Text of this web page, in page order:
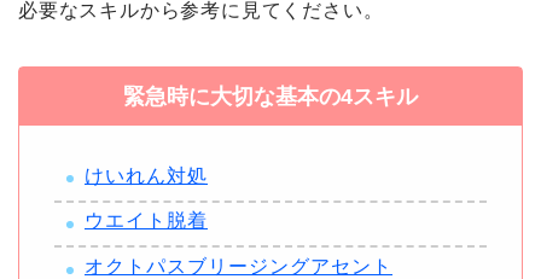
必要なスキルから参考に見てください。
緊急時に大切な基本の4スキル
けいれん対処
ウエイト脱着
オクトパスブリージングアセント